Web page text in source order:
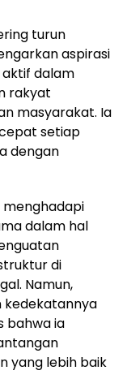
turun
aspirasi
dalam
rakyat
masyarakat. Ia
setiap
dengan
menghadapi
dalam hal
di
Namun,
kedekatannya
bahwa ia
yang lebih baik